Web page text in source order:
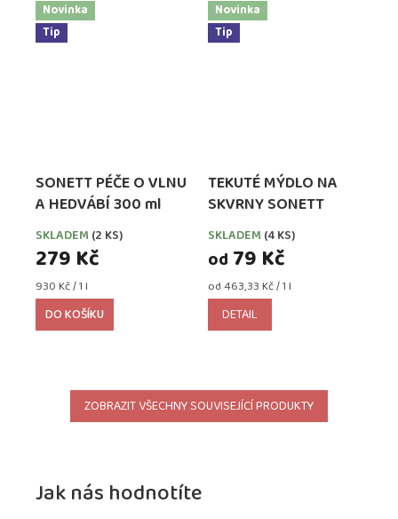
Novinka
Tip
SONETT PÉČE O VLNU
A HEDVÁBÍ 300 ml
SKLADEM (2 KS)
279 Kč
Měrná
cena:
930 Kč / 1 l
DO KOŠÍKU
Novinka
Tip
TEKUTÉ MÝDLO NA
SKVRNY SONETT
SKLADEM (4 KS)
od 79 Kč
Měrná
cena:
od 463,33 Kč / 1 l
DETAIL
ZOBRAZIT VŠECHNY SOUVISEJÍCÍ PRODUKTY
Jak nás hodnotíte